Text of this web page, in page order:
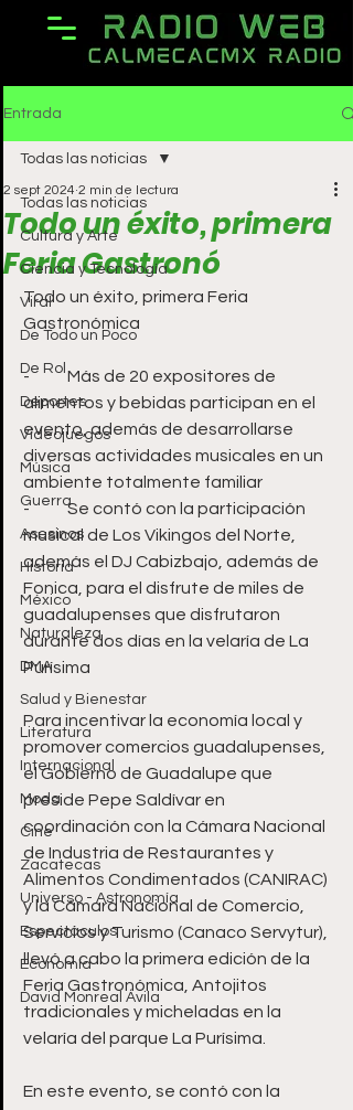
Entrada
Todas las noticias
Cultura y Arte
Ciencia y Tecnología
Viral
De Todo un Poco
De Rol
Deportes
Videojuegos
Música
Guerra
Asesinos
Historia
México
Naturaleza
DMA
Salud y Bienestar
Literatura
Internacional
Moda
Cine
Zacatecas
Universo - Astronomía
Espectáculos
Economía
David Monreal Ávila
Todas las noticias
Todo un éxito, primera
Feria Gastronó
2 sept 2024 2 min de lectura
Todo un éxito, primera Feria
Gastronómica
-	Más de 20 expositores de
alimentos y bebidas participan en el
evento, además de desarrollarse
diversas actividades musicales en un
ambiente totalmente familiar
-	Se contó con la participación
musical de Los Vikingos del Norte,
además el DJ Cabizbajo, además de
Fonica, para el disfrute de miles de
guadalupenses que disfrutaron
durante dos días en la velaría de La
Purísima
Para incentivar la economía local y
promover comercios guadalupenses,
el Gobierno de Guadalupe que
preside Pepe Saldívar en
coordinación con la Cámara Nacional
de Industria de Restaurantes y
Alimentos Condimentados (CANIRAC)
y la Cámara Nacional de Comercio,
Servicios y Turismo (Canaco Servytur),
llevó a cabo la primera edición de la
Feria Gastronómica, Antojitos
tradicionales y micheladas en la
velaría del parque La Purísima.
En este evento, se contó con la